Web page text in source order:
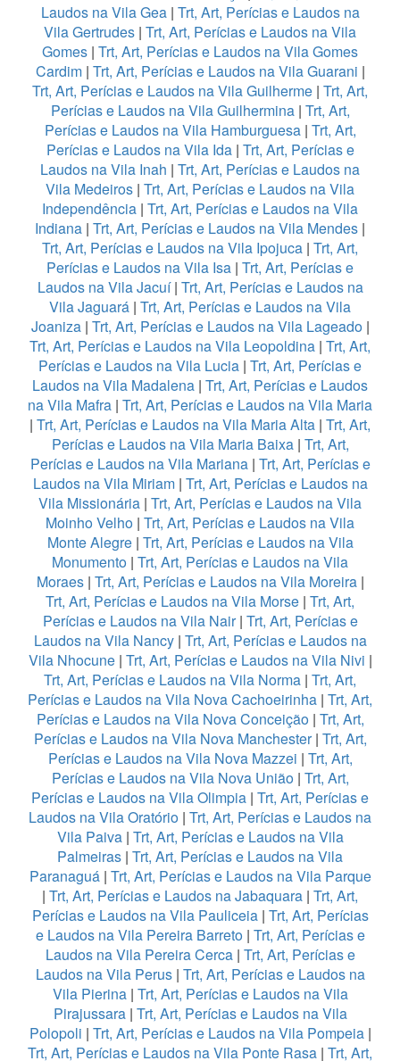
Laudos na Vila Gea| Trt, Art, Perícias e Laudos na
Vila Gertrudes | Trt, Art, Perícias e Laudos na Vila
Gomes | Trt, Art, Perícias e Laudos na Vila Gomes
Cardim| Trt, Art, Perícias e Laudos na Vila Guarani |
Trt, Art, Perícias e Laudos na Vila Guilherme | Trt, Art,
Perícias e Laudos na Vila Guilhermina| Trt, Art,
Perícias e Laudos na Vila Hamburguesa| Trt, Art,
Perícias e Laudos na Vila Ida| Trt, Art, Perícias e
Laudos na Vila Inah | Trt, Art, Perícias e Laudos na
Vila Medeiros | Trt, Art, Perícias e Laudos na Vila
Independência | Trt, Art, Perícias e Laudos na Vila
Indiana | Trt, Art, Perícias e Laudos na Vila Mendes |
Trt, Art, Perícias e Laudos na Vila Ipojuca | Trt, Art,
Perícias e Laudos na Vila Isa | Trt, Art, Perícias e
Laudos na Vila Jacuí| Trt, Art, Perícias e Laudos na
Vila Jaguará | Trt, Art, Perícias e Laudos na Vila
Joaniza| Trt, Art, Perícias e Laudos na Vila Lageado|
Trt, Art, Perícias e Laudos na Vila Leopoldina | Trt, Art,
Perícias e Laudos na Vila Lucia | Trt, Art, Perícias e
Laudos na Vila Madalena | Trt, Art, Perícias e Laudos
na Vila Mafra | Trt, Art, Perícias e Laudos na Vila Maria
| Trt, Art, Perícias e Laudos na Vila Maria Alta | Trt, Art,
Perícias e Laudos na Vila Maria Baixa| Trt, Art,
Perícias e Laudos na Vila Mariana| Trt, Art, Perícias e
Laudos na Vila Miriam| Trt, Art, Perícias e Laudos na
Vila Missionária | Trt, Art, Perícias e Laudos na Vila
Moinho Velho | Trt, Art, Perícias e Laudos na Vila
Monte Alegre| Trt, Art, Perícias e Laudos na Vila
Monumento | Trt, Art, Perícias e Laudos na Vila
Moraes| Trt, Art, Perícias e Laudos na Vila Moreira|
Trt, Art, Perícias e Laudos na Vila Morse | Trt, Art,
Perícias e Laudos na Vila Nair| Trt, Art, Perícias e
Laudos na Vila Nancy| Trt, Art, Perícias e Laudos na
Vila Nhocune| Trt, Art, Perícias e Laudos na Vila Nivi |
Trt, Art, Perícias e Laudos na Vila Norma | Trt, Art,
Perícias e Laudos na Vila Nova Cachoeirinha | Trt, Art,
Perícias e Laudos na Vila Nova Conceição| Trt, Art,
Perícias e Laudos na Vila Nova Manchester| Trt, Art,
Perícias e Laudos na Vila Nova Mazzei | Trt, Art,
Perícias e Laudos na Vila Nova União| Trt, Art,
Perícias e Laudos na Vila Olimpia | Trt, Art, Perícias e
Laudos na Vila Oratório | Trt, Art, Perícias e Laudos na
Vila Paiva| Trt, Art, Perícias e Laudos na Vila
Palmeiras | Trt, Art, Perícias e Laudos na Vila
Paranaguá| Trt, Art, Perícias e Laudos na Vila Parque
| Trt, Art, Perícias e Laudos na Jabaquara | Trt, Art,
Perícias e Laudos na Vila Pauliceia| Trt, Art, Perícias
e Laudos na Vila Pereira Barreto| Trt, Art, Perícias e
Laudos na Vila Pereira Cerca| Trt, Art, Perícias e
Laudos na Vila Perus| Trt, Art, Perícias e Laudos na
Vila Pierina| Trt, Art, Perícias e Laudos na Vila
Pirajussara| Trt, Art, Perícias e Laudos na Vila
Polopoli | Trt, Art, Perícias e Laudos na Vila Pompeia|
Trt, Art, Perícias e Laudos na Vila Ponte Rasa | Trt, Art,